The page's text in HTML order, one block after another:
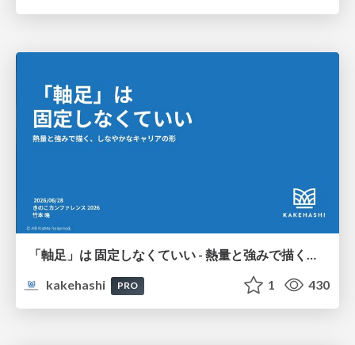
「軸足」は 固定しなくていい - 熱量と強みで描く、しなやかなキャリアの形
kakehashi
PRO 1 430